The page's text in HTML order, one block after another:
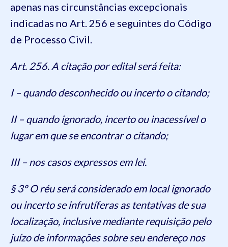
apenas nas circunstâncias excepcionais
indicadas no Art. 256 e seguintes do Código
de Processo Civil.
Art. 256. A citação por edital será feita:
I – quando desconhecido ou incerto o citando;
II – quando ignorado, incerto ou inacessível o
lugar em que se encontrar o citando;
III – nos casos expressos em lei.
§ 3º O réu será considerado em local ignorado
ou incerto se infrutíferas as tentativas de sua
localização, inclusive mediante requisição pelo
juízo de informações sobre seu endereço nos